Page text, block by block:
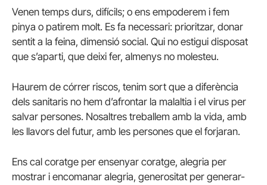
Venen temps durs, difícils; o ens empoderem i fem
pinya o patirem molt. Es fa necessari: prioritzar, donar
sentit a la feina, dimensió social. Qui no estigui disposat
que s’aparti, que deixi fer, almenys no molesteu.
Haurem de córrer riscos, tenim sort que a diferència
dels sanitaris no hem d’afrontar la malaltia i el virus per
salvar persones. Nosaltres treballem amb la vida, amb
les llavors del futur, amb les persones que el forjaran.
Ens cal coratge per ensenyar coratge, alegria per
mostrar i encomanar alegria, generositat per generar-